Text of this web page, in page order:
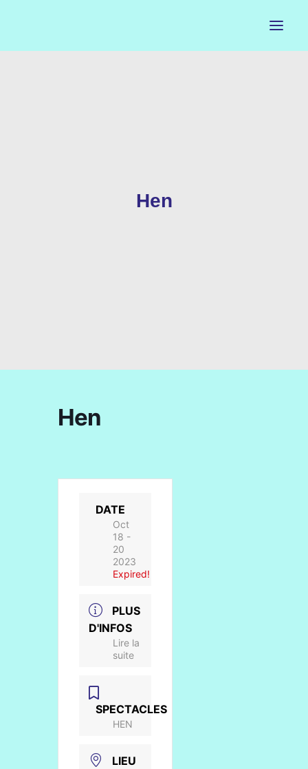
Hen
Hen
DATE
Oct
18 -
20
2023
Expired!
PLUS
D'INFOS
Lire la
suite
SPECTACLES
HEN
LIEU